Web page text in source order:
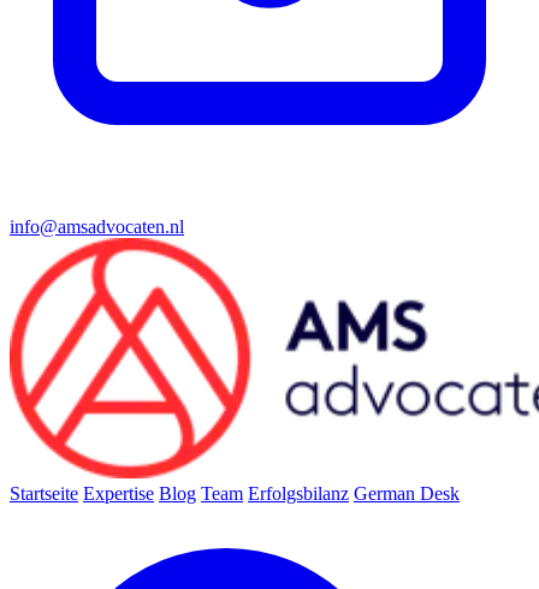
info@amsadvocaten.nl
Startseite Expertise Blog Team Erfolgsbilanz German Desk